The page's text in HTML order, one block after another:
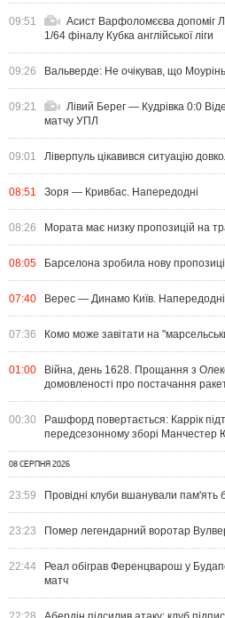
09:51
Асист Варфоломєєва допоміг
1/64 фіналу Кубка англійської ліги
09:26 Вальверде: Не очікував, що
09:21
Лівий Берег — Кудрівка 0:0
матчу УПЛ
09:01 Ліверпуль цікавився ситуацію
08:51 Зоря — Кривбас. Напередодні
08:26 Мората має низку пропозицій на
08:05 Барселона зробила нову
07:40 Верес — Динамо Київ. Напередодні
07:36 Комо може завітати на
01:00
Війна, день 1628. Прощання з
домовленості про постачання
00:30
Рашфорд повертається: Каррік
передсезонному зборі Манчестер
08 СЕРПНЯ 2026
23:59 Провідні клуби вшанували пам'ять
23:23 Помер легендарний воротар
22:44
Реал обіграв Ференцварош у
матч